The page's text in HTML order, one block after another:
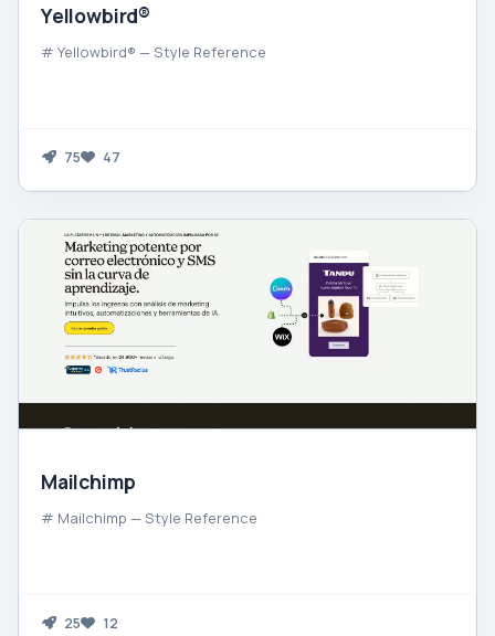
Yellowbird®
# Yellowbird® — Style Reference
75 47
Mailchimp
# Mailchimp — Style Reference
25 12